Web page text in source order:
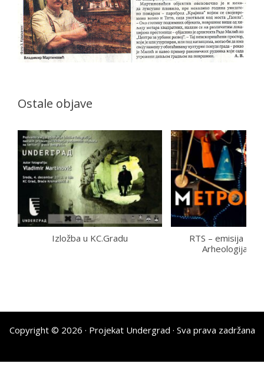
Ostale objave
Izložba u KC.Gradu
RTS – emisijа
Arheologija i
Copyright © 2026 · Projekat Undergrad · Sva prava zadržana